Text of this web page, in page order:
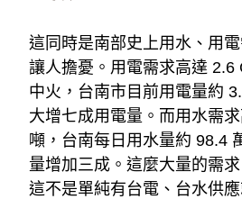
這同時是南部史上用水、用
讓人擔憂。用電需求高達 2.6
中火，台南市目前用電量約
大增七成用電量。而用水需
噸，台南每日用水量約 98.4
量增加三成。這麼大量的需
這不是單純有台電、台水供